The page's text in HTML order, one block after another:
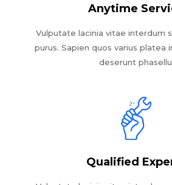
Anytime
Vulputate lacinia vitae interdum
purus. Sapien quos varius platea
deserunt
Qualified